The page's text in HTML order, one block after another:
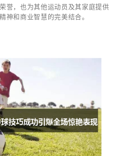
誉，也为其他运动员及其家庭提供
神和商业智慧的完美结合。